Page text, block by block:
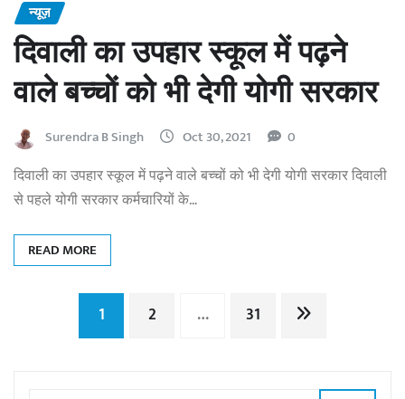
न्यूज़
दिवाली का उपहार स्कूल में पढ़ने
वाले बच्चों को भी देगी योगी सरकार
Surendra B Singh Oct 30, 2021 0
दिवाली का उपहार स्कूल में पढ़ने वाले बच्चों को भी देगी योगी सरकार दिवाली
से पहले योगी सरकार कर्मचारियों के…
READ MORE
Posts
1 2 … 31